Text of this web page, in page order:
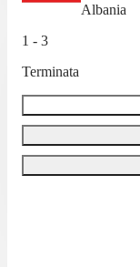
Albania
1 - 3
Terminata